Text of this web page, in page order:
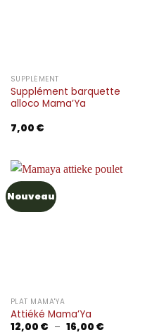
SUPPLÉMENT
Supplément barquette
alloco Mama’Ya
7,00 €
Nouveau
PLAT MAMA'YA
Attiéké Mama’Ya
12,00 € – 16,00 €Plage